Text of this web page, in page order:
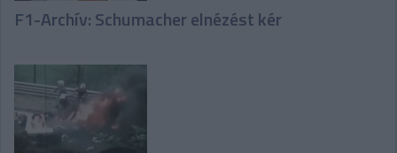
F1-Archív: Schumacher elnézést kér